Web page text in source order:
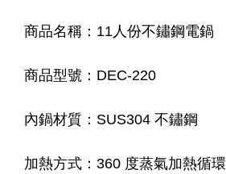
商品名稱：11人份不鏽鋼電鍋
商品型號：DEC-220
內鍋材質：SUS304 不鏽鋼
加熱方式：360 度蒸氣加熱循環